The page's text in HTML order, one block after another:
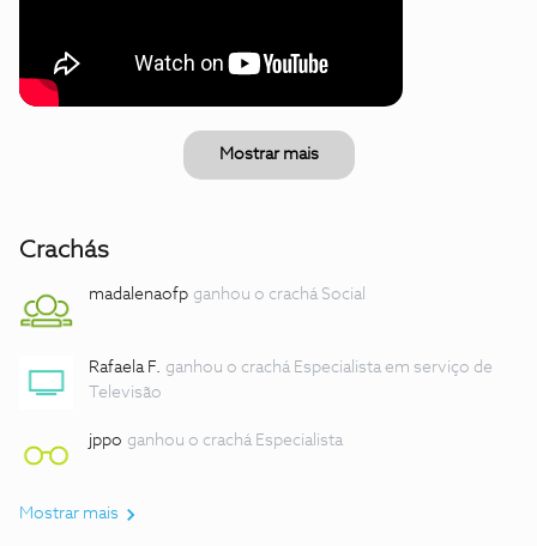
Mostrar mais
Crachás
madalenaofp ganhou o crachá Social
Rafaela F. ganhou o crachá Especialista em serviço de
Televisão
jppo ganhou o crachá Especialista
Mostrar mais